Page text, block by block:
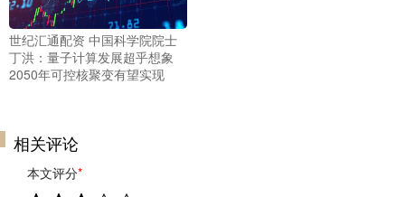
世纪汇通配资 中国科学院院士
丁洪：量子计算发展超乎想象
2050年可控核聚变有望实现
相关评论
本文评分*